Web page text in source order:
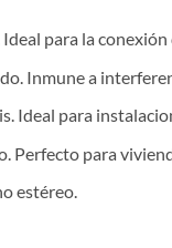
para la
Inmune a
Ideal para
Perfecto para
estéreo.